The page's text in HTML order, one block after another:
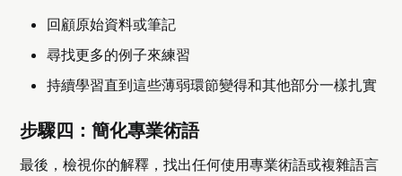
回顧原始資料或筆記
尋找更多的例子來練習
持續學習直到這些薄弱環節變得和其他部分一樣扎實
步驟四：簡化專業術語
最後，檢視你的解釋，找出任何使用專業術語或複雜語言